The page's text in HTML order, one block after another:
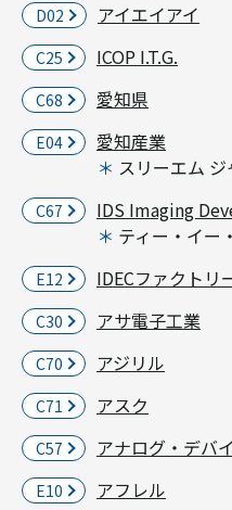
D02 アイエイアイ
C25 ICOP I.T.G.
C68 愛知県
E04
愛知産業
スリーエム ジ
C67
IDS Imaging
ティー・イー
E12 IDECファクトリ
C30 アサ電子工業
C70 アジリル
C71 アスク
C57 アナログ・デバ
E10 アフレル